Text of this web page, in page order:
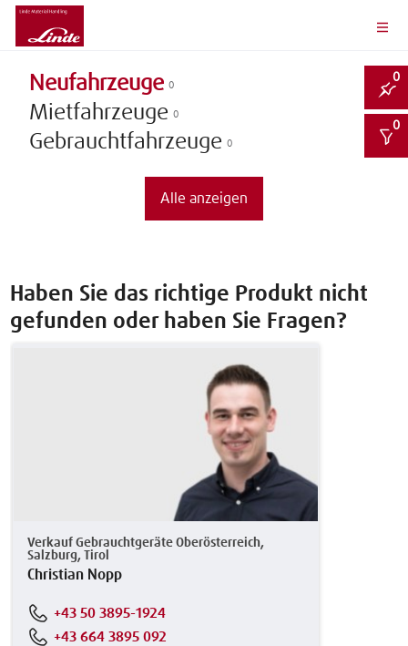
Neufahrzeuge 0
Mietfahrzeuge 0
Gebrauchtfahrzeuge 0
0
0
Alle anzeigen
Haben Sie das richtige Produkt nicht
gefunden oder haben Sie Fragen?
Verkauf Gebrauchtgeräte Oberösterreich,
Salzburg, Tirol
Christian Nopp
+43 50 3895-1924
+43 664 3895 092